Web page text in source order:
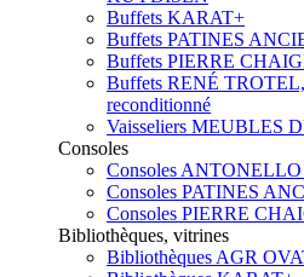
Buffets KARAT+
Buffets PATINES
Buffets PIERRE
Buffets RENÉ
reconditionné
Vaisseliers MEUBLES
Consoles
Consoles
Consoles PATINES
Consoles PIERRE
Bibliothèques, vitrines
Bibliothèques AGR